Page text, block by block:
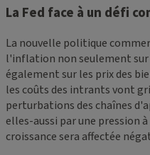
La Fed face à un défi
La nouvelle politique
l'inflation non seulement
également sur les prix des
les coûts des intrants vont
perturbations des chaînes
elles-aussi par une pression
croissance sera affectée